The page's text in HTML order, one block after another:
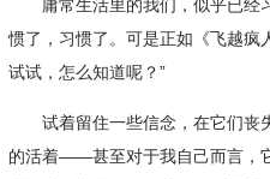
庸常生活里的我们，似乎已经习
惯了，习惯了。可是正如《飞越疯
试试，怎么知道呢？”
试着留住一些信念，在它们丧
的活着——甚至对于我自己而言，